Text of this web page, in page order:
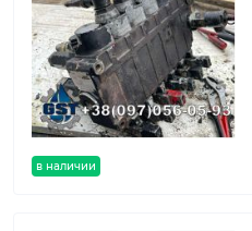
в наличии